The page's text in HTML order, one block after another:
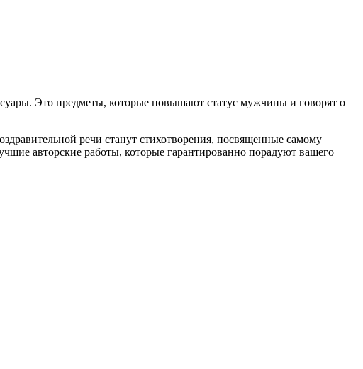
Это предметы, которые повышают статус мужчины и говорят о
речи станут стихотворения, посвященные самому
авторские работы, которые гарантированно порадуют вашего